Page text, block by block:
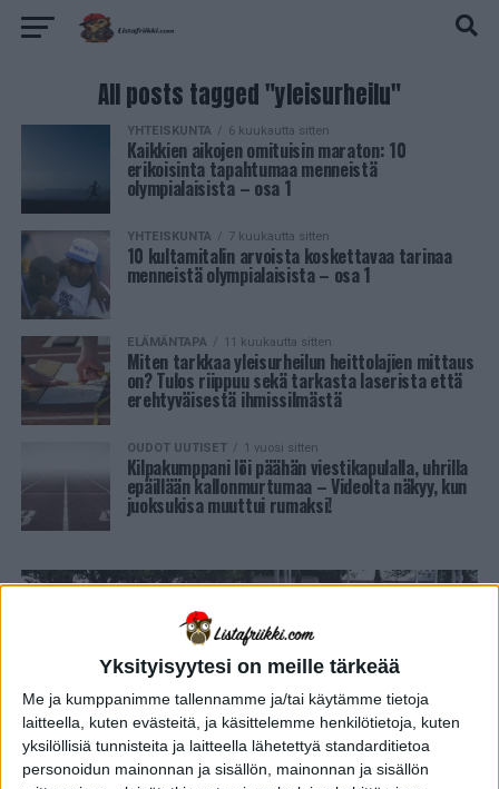
Yksityisyytesi on meille tärkeää
Me ja kumppanimme tallennamme ja/tai käytämme tietoja
laitteella, kuten evästeitä, ja käsittelemme henkilötietoja, kuten
yksilöllisiä tunnisteita ja laitteella lähetettyä standarditietoa
personoidun mainonnan ja sisällön, mainonnan ja sisällön
All posts tagged "yleisurheilu"
YHTEISKUNTA 6 kuukautta sitten
Kaikkien aikojen omituisin maraton: 10
erikoisinta tapahtumaa menneistä
olympialaisista – osa 1
YHTEISKUNTA 7 kuukautta sitten
10 kultamitalin arvoista koskettavaa tarinaa
menneistä olympialaisista – osa 1
ELÄMÄNTAPA 11 kuukautta sitten
Miten tarkkaa yleisurheilun heittolajien mittaus
on? Tulos riippuu sekä tarkasta laserista että
erehtyväisestä ihmissilmästä
OUDOT UUTISET 1 vuosi sitten
Kilpakumppani löi päähän viestikapulalla, uhrilla
epäillään kallonmurtumaa – Videolta näkyy, kun
juoksukisa muuttui rumaksi!